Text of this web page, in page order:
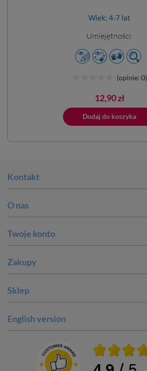
Wiek: 4-7 lat
Umiejętności:
(opinie: 0)
Cena
12,90 zł
Dodaj do koszyka
Kontakt
O nas
Twoje konto
Zakupy
Sklep
English version